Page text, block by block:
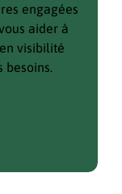
engagées
aider à
visibilité
besoins.